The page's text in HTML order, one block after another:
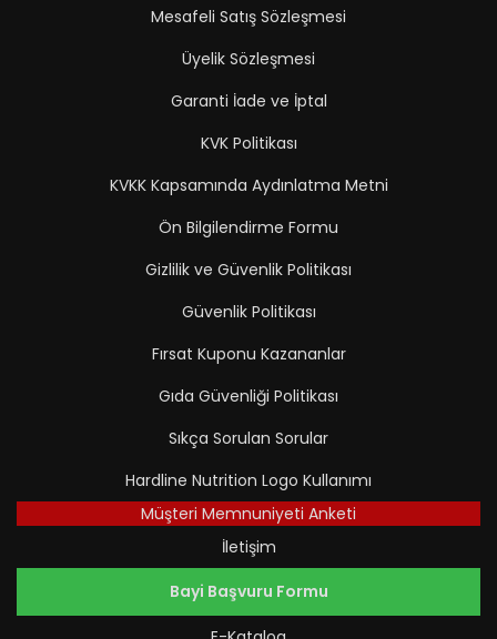
Mesafeli Satış Sözleşmesi
Üyelik Sözleşmesi
Garanti İade ve İptal
KVK Politikası
KVKK Kapsamında Aydınlatma Metni
Ön Bilgilendirme Formu
Gizlilik ve Güvenlik Politikası
Güvenlik Politikası
Fırsat Kuponu Kazananlar
Gıda Güvenliği Politikası
Sıkça Sorulan Sorular
Hardline Nutrition Logo Kullanımı
Müşteri Memnuniyeti Anketi
İletişim
Bayi Başvuru Formu